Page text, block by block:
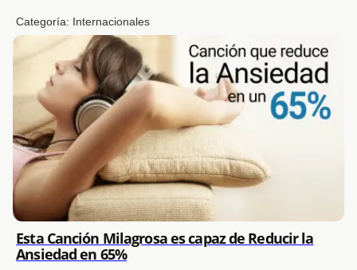
Categoría: Internacionales
Esta Canción Milagrosa es capaz de Reducir la
Ansiedad en 65%